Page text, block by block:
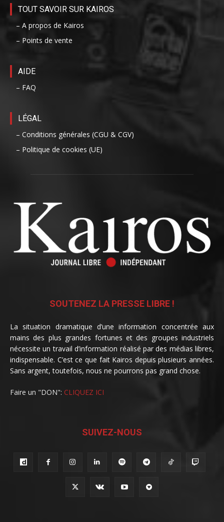
TOUT SAVOIR SUR KAIROS
– A propos de Kairos
– Points de vente
AIDE
– FAQ
LÉGAL
– Conditions générales (CGU & CGV)
– Politique de cookies (UE)
SOUTENEZ LA PRESSE LIBRE !
La situation dramatique d’une information concentrée aux
mains des plus grandes fortunes et des groupes industriels
nécessite un travail d’information réalisé par des médias libres,
indispensable. C’est ce que fait Kairos depuis plusieurs années.
Sans argent, toutefois, nous ne pourrons pas grand chose.
Faire un "DON": CLIQUEZ ICI
SUIVEZ-NOUS